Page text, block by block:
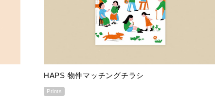
HAPS 物件マッチングチラシ
Prints